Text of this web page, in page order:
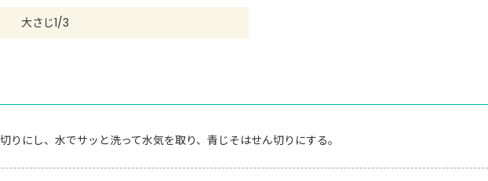
大さじ1/3
りにし、水でサッと洗って水気を取り、青じそはせん切りにする。